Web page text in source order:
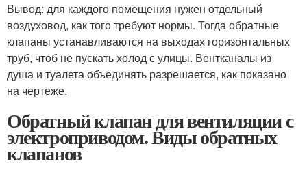
Вывод: для каждого помещения нужен отдельный
воздуховод, как того требуют нормы. Тогда обратные
клапаны устанавливаются на выходах горизонтальных
труб, чтоб не пускать холод с улицы. Вентканалы из
душа и туалета объединять разрешается, как показано
на чертеже.
Обратный клапан для вентиляции с
электроприводом. Виды обратных
клапанов